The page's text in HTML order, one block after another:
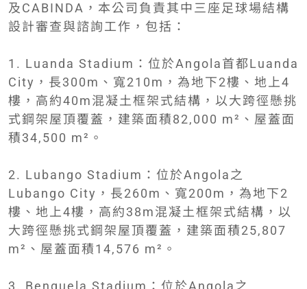
及CABINDA，本公司負責其中三座足球場結構
設計審查與諮詢工作，包括：
1. Luanda Stadium：位於Angola首都Luanda
City，長300m、寬210m，為地下2樓、地上4
樓，高約40m混凝土框架式結構，以大跨徑懸挑
式鋼架屋頂覆蓋，建築面積82,000 m²、屋蓋面
積34,500 m²。
2. Lubango Stadium：位於Angola之
Lubango City，長260m、寬200m，為地下2
樓、地上4樓，高約38m混凝土框架式結構，以
大跨徑懸挑式鋼架屋頂覆蓋，建築面積25,807
m²、屋蓋面積14,576 m²。
3. Benguela Stadium：位於Angola之